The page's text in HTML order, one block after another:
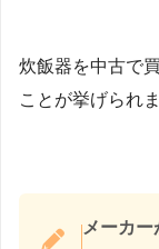
炊飯器を中古で
ことが挙げられま
メーカー